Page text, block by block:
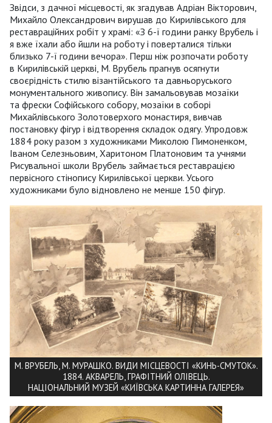
Звідси, з дачної місцевості, як згадував Адріан Вікторович,
Михайло Олександрович вирушав до Кирилівського для
реставраційних робіт у храмі: «З 6-ї години ранку Врубель і
я вже їхали або йшли на роботу і поверталися тільки
близько 7-ї години вечора». Перш ніж розпочати роботу
в Кирилівській церкві, М. Врубель прагнув осягнути
своєрідність стилю візантійського та давньоруського
монументального живопису. Він замальовував мозаїки
та фрески Софійського собору, мозаїки в соборі
Михайлівського Золотоверхого монастиря, вивчав
постановку фігур і відтворення складок одягу. Упродовж
1884 року разом з художниками Миколою Пимоненком,
Іваном Селезньовим, Харитоном Платоновим та учнями
Рисувальної школи Врубель займається реставрацією
первісного стінопису Кирилівської церкви. Усього
художниками було відновлено не менше 150 фігур.
М. ВРУБЕЛЬ, М. МУРАШКО. ВИДИ МІСЦЕВОСТІ «КИНЬ-СМУТОК».
1884. АКВАРЕЛЬ, ГРАФІТНИЙ ОЛІВЕЦЬ.
НАЦІОНАЛЬНИЙ МУЗЕЙ «КИЇВСЬКА КАРТИННА ГАЛЕРЕЯ»